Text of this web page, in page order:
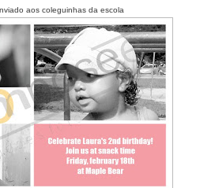
aos coleguinhas da escola